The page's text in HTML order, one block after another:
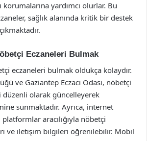
korumalarına yardımcı olurlar. Bu
sağlık alanında kritik bir destek
Eczaneleri Bulmak
eczaneleri bulmak oldukça kolaydır.
ve Gaziantep Eczacı Odası, nöbetçi
düzenli olarak güncelleyerek
sunmaktadır. Ayrıca, internet
aracılığıyla nöbetçi
ve iletişim bilgileri öğrenilebilir. Mobil